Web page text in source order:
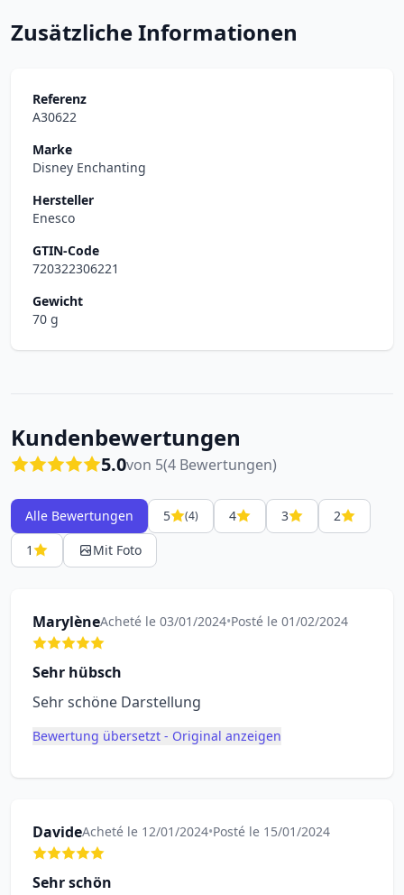
Zusätzliche Informationen
Referenz
A30622
Marke
Disney Enchanting
Hersteller
Enesco
GTIN-Code
720322306221
Gewicht
70 g
Kundenbewertungen
5.0von 5(4 Bewertungen)
Alle Bewertungen 5 (4) 4 3
2
1
Mit Foto
MarylèneAcheté le 03/01/2024•Posté le 01/02/2024
Sehr hübsch
Sehr schöne Darstellung
Bewertung übersetzt - Original anzeigen
DavideAcheté le 12/01/2024•Posté le 15/01/2024
Sehr schön